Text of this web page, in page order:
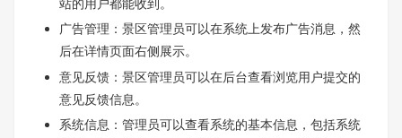
广告管理：景区管理员可以在系统上发布广告消息，然
后在详情页面右侧展示。
意见反馈：景区管理员可以在后台查看浏览用户提交的
意见反馈信息。
系统信息：管理员可以查看系统的基本信息，包括系统